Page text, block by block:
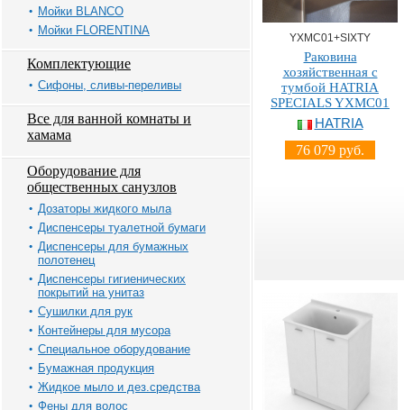
Мойки BLANCO
Мойки FLORENTINA
Комплектующие
Сифоны, сливы-переливы
Все для ванной комнаты и
хамама
Оборудование для
общественных санузлов
Дозаторы жидкого мыла
Диспенсеры туалетной бумаги
Диспенсеры для бумажных
полотенец
Диспенсеры гигиенических
покрытий на унитаз
Сушилки для рук
Контейнеры для мусора
Специальное оборудование
Бумажная продукция
Жидкое мыло и дез.средства
Фены для волос
YXMC01+SIXTY
Раковина
хозяйственная с
тумбой HATRIA
SPECIALS YXMC01
HATRIA
76 079 руб.